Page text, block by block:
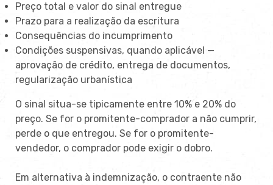
Preço total e valor do sinal entregue
Prazo para a realização da escritura
Consequências do incumprimento
Condições suspensivas, quando aplicável —
aprovação de crédito, entrega de documentos,
regularização urbanística
O sinal situa-se tipicamente entre 10% e 20% do
preço. Se for o promitente-comprador a não cumprir,
perde o que entregou. Se for o promitente-
vendedor, o comprador pode exigir o dobro.
Em alternativa à indemnização, o contraente não